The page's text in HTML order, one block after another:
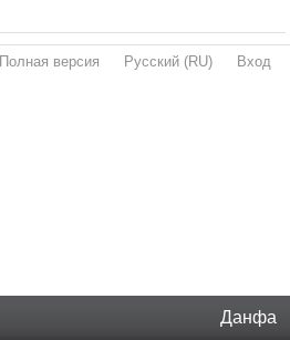
Данфа
Полная версия Русский (RU) Вход